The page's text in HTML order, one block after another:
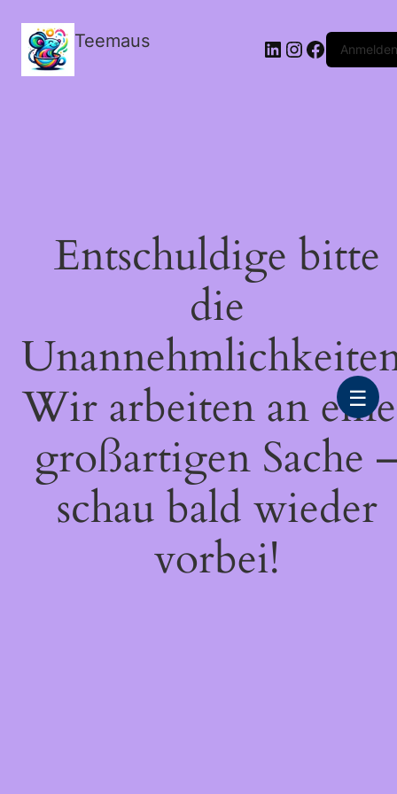
Teemaus LinkedIn
Instagram
FacebookAnmelden
Entschuldige bitte
die
Wir arbeiten an
großartigen Sache
schau bald wieder
vorbei!
☰